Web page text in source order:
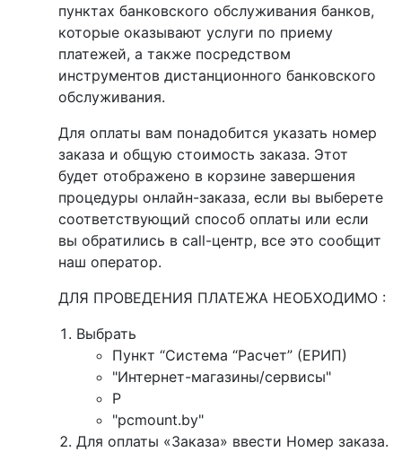
пунктах банковского обслуживания банков,
которые оказывают услуги по приему
платежей, а также посредством
инструментов дистанционного банковского
обслуживания.
Для оплаты вам понадобится указать номер
заказа и общую стоимость заказа. Этот
будет отображено в корзине завершения
процедуры онлайн-заказа, если вы выберете
соответствующий способ оплаты или если
вы обратились в call-центр, все это сообщит
наш оператор.
ДЛЯ ПРОВЕДЕНИЯ ПЛАТЕЖА НЕОБХОДИМО :
Выбрать
Пункт “Система “Расчет” (ЕРИП)
"Интернет-магазины/сервисы"
P
"pcmount.by"
Для оплаты «Заказа» ввести Номер заказа.